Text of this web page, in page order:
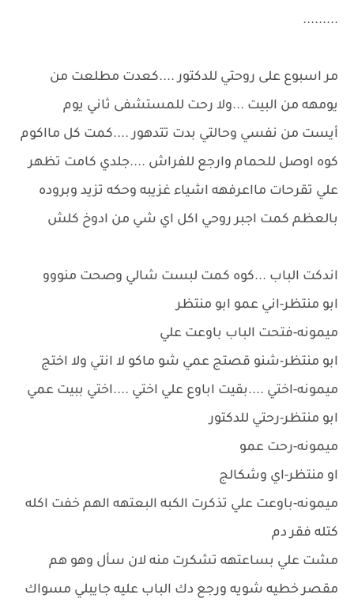
.........
مر اسبوع على روحتي للدكتور ....كعدت مطلعت من
يومهه من البيت ...ولا رحت للمستشفى ثاني يوم
أيست من نفسي وحالتي بدت تتدهور ....كمت كل مااكوم
كوه اوصل للحمام وارجع للفراش ....جلدي كامت تظهر
علي تقرحات مااعرفهه اشياء غزيبه وحكه تزيد وبروده
بالعظم كمت اجبر روحي اكل اي شي من ادوخ كلش
اندكت الباب ...كوه كمت لبست شالي وصحت منووو
ابو منتظر-اني عمو ابو منتظر
ميمونه-فتحت الباب باوعت علي
ابو منتظر-شنو قصتج عمي شو ماكو لا انتي ولا اختج
ميمونه-اختي ....بقيت اباوع علي اختي ....اختي ببيت عمي
ابو منتظر-رحتي للدكتور
ميمونه-رحت عمو
او منتظر-اي وشكالج
ميمونه-باوعت علي تذكرت الكبه البعتهه الهم خفت اكله
كتله فقر دم
مشت علي بساعتهه تشكرت منه لان سأل وهو هم
مقصر خطيه شويه ورجع دك الباب عليه جايبلي مسواك